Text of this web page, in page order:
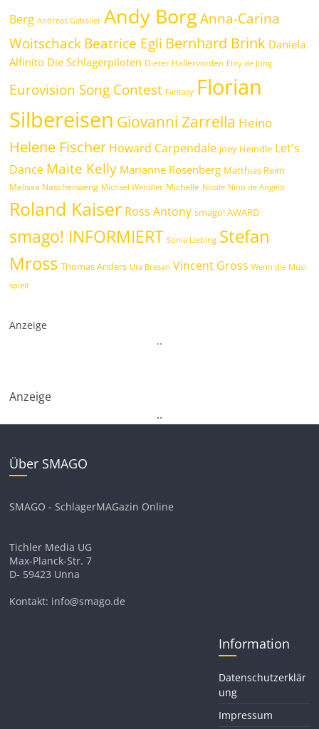
Berg Andreas Gabalier Andy Borg Anna-Carina
WoitschackBeatrice Egli Bernhard Brink Daniela
Alfinito Die Schlagerpiloten Dieter Hallervorden Eloy de Jong
Eurovision Song Contest Fantasy Florian
Silbereisen Giovanni Zarrella Heino
Helene Fischer Howard Carpendale Joey Heindle Let's
Dance Maite Kelly Marianne Rosenberg Matthias Reim
Melissa Naschenweng Michael Wendler Michelle Nicole Nino de Angelo
Roland Kaiser Ross Antony smago! AWARD
smago! INFORMIERT Sonia Liebing Stefan
Mross Thomas Anders Uta Bresan Vincent Gross Wenn die Musi
spielt
Anzeige
..
Anzeige
..
Über SMAGO
SMAGO - SchlagerMAGazin Online
Tichler Media UG
Max-Planck-Str. 7
D- 59423 Unna
Kontakt: info@smago.de
Information
Datenschutzerklär
ung
Impressum